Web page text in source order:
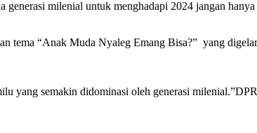
milenial untuk menghadapi 2024 jangan hanya
tema “Anak Muda Nyaleg Emang Bisa?” yang
yang semakin didominasi oleh generasi